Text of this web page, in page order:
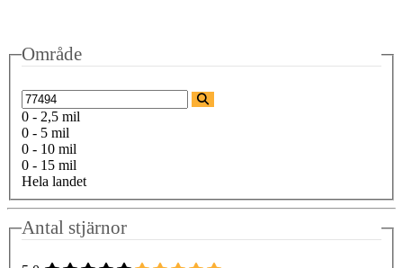
Område
0 - 2,5 mil
0 - 5 mil
0 - 10 mil
0 - 15 mil
Hela landet
Antal stjärnor